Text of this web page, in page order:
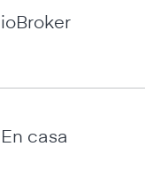
ioBroker
En casa